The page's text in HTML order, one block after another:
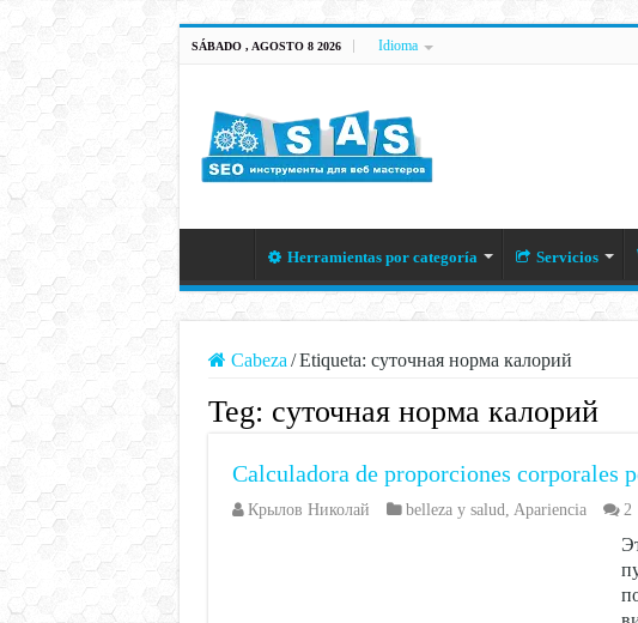
SÁBADO , AGOSTO 8 2026 Idioma
Herramientas por categoría Servicios
Cabeza / Etiqueta: суточная норма калорий
Teg: суточная норма калорий
Calculadora de proporciones corporales
Крылов Николай belleza y salud, Apariencia 2